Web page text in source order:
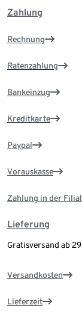
Zahlung
Rechnung
Ratenzahlung
Bankeinzug
Kreditkarte
Paypal
Vorauskasse
Zahlung in der
Lieferung
Gratisversand ab
Versandkosten
Lieferzeit